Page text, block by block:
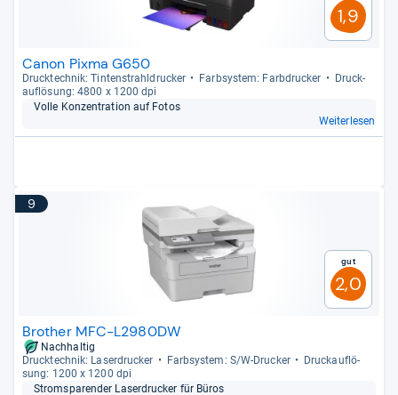
1,9
Canon Pixma G650
Druck­tech­nik: Tin­ten­strahl­dru­cker Farb­sys­tem: Farb­dru­cker
Druck­
auf­lö­sung: 4800 x 1200 dpi
Volle Kon­zen­tra­tion auf Fotos
Weiterlesen
9
Gut
2,0
Brother MFC-L2980DW
Nachhaltig
Druck­tech­nik: Laser­dru­cker
Farb­sys­tem: S/W-​Dru­cker
Druck­auf­lö­
sung: 1200 x 1200 dpi
Strom­spa­ren­der Laser­dru­cker für Büros